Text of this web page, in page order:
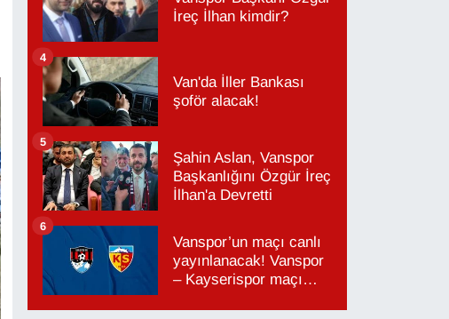
İreç İlhan kimdir?
Van'da İller Bankası
şoför alacak!
4
Şahin Aslan, Vanspor
Başkanlığını Özgür İreç
İlhan'a Devretti
5
Vanspor’un maçı canlı
yayınlanacak! Vanspor
– Kayserispor maçı
6